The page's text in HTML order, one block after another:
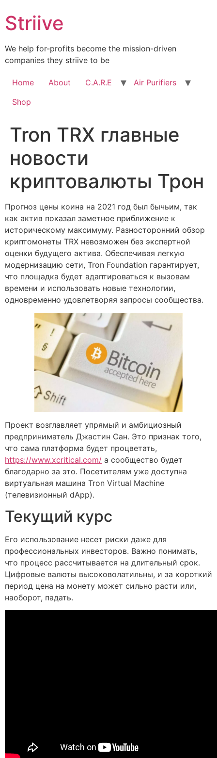
to
content
Striive
We help for-profits become the mission-driven
companies they striive to be
Home About C.A.R.E
Air Purifiers
Shop
Tron TRX главные
новости
криптовалюты Трон
Прогноз цены коина на 2021 год был бычьим, так
как актив показал заметное приближение к
историческому максимуму. Разносторонний обзор
криптомонеты TRX невозможен без экспертной
оценки будущего актива. Обеспечивая легкую
модернизацию сети, Tron Foundation гарантирует,
что площадка будет адаптироваться к вызовам
времени и использовать новые технологии,
одновременно удовлетворяя запросы сообщества.
Проект возглавляет упрямый и амбициозный
предприниматель Джастин Сан. Это признак того,
что сама платформа будет процветать,
https://www.xcritical.com/ а сообщество будет
благодарно за это. Посетителям уже доступна
виртуальная машина Tron Virtual Machine
(телевизионный dApp).
Текущий курс
Его использование несет риски даже для
профессиональных инвесторов. Важно понимать,
что процесс рассчитывается на длительный срок.
Цифровые валюты высоковолатильны, и за короткий
период цена на монету может сильно расти или,
наоборот, падать.